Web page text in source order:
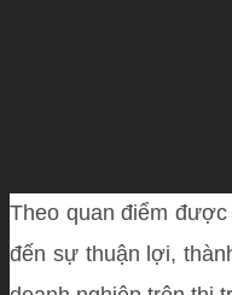
Theo quan điểm
đến sự thuận lợi,